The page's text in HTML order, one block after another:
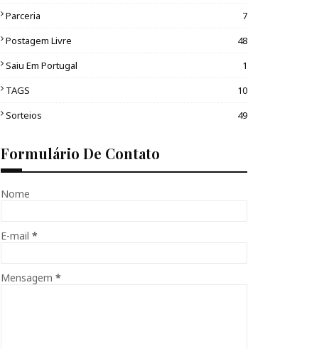
Parceria
7
Postagem Livre
48
Saiu Em Portugal
1
TAGS
10
Sorteios
49
Formulário De Contato
Nome
E-mail*
Mensagem*